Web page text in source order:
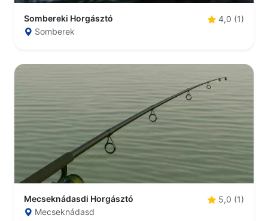
Sombereki Horgásztó
4,0 (1)
Somberek
Mecseknádasdi Horgásztó
5,0 (1)
Mecseknádasd